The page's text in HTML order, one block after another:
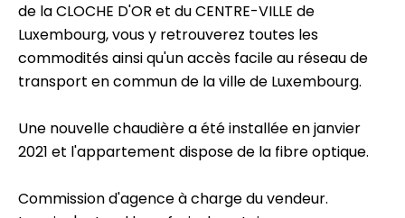
de la CLOCHE D'OR et du CENTRE-VILLE de
Luxembourg, vous y retrouverez toutes les
commodités ainsi qu'un accès facile au réseau de
transport en commun de la ville de Luxembourg.
Une nouvelle chaudière a été installée en janvier
2021 et l'appartement dispose de la fibre optique.
Commission d'agence à charge du vendeur.